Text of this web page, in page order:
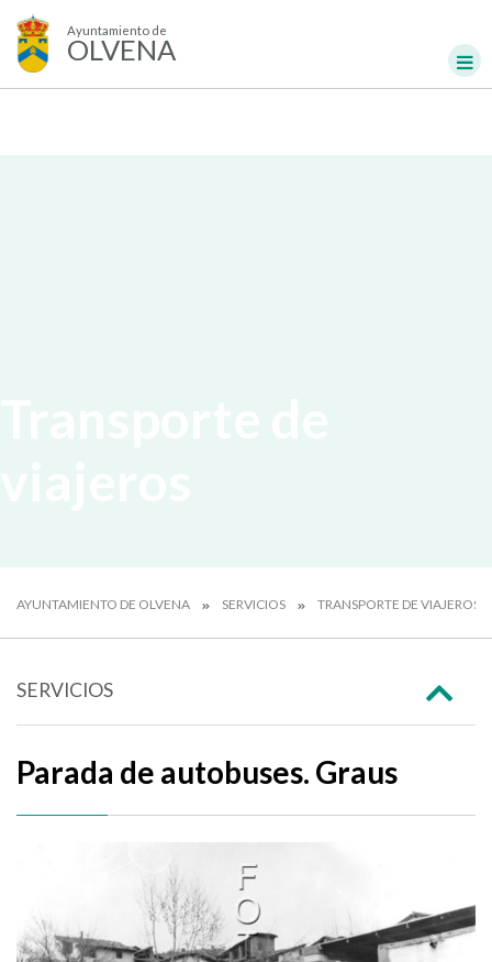
Ayuntamiento de
OLVENA
AYUNTAMIENTO DE OLVENA SERVICIOS TRANSPORTE DE VIAJEROS
SERVICIOS
Parada de autobuses. Graus